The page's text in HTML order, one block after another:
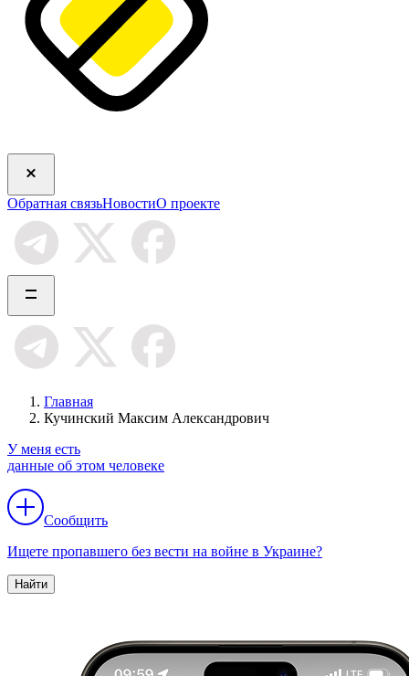
Обратная связьНовостиО проекте
Главная
Кучинский Максим Александрович
У меня есть
данные об этом человеке
Сообщить
Ищете пропавшего без вести на войне в Украине?
Найти